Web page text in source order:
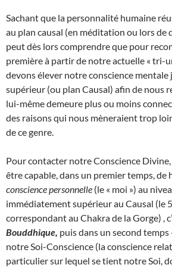
Sachant que la personnalité humaine
au plan causal (en méditation ou lors de
peut dès lors comprendre que pour
première à partir de notre actuelle « tri-
devons élever notre conscience mentale
supérieur (ou plan Causal) afin de nous
lui-même demeure plus ou moins
des raisons qui nous mèneraient trop
de ce genre.
Pour contacter notre Conscience
être capable, dans un premier temps, de
conscience personnelle (le « moi ») au
immédiatement supérieur au Causal (le
correspondant au Chakra de la Gorge) ,
Bouddhique, puis dans un second temps
notre Soi-Conscience (la conscience
particulier sur lequel se tient notre Soi,